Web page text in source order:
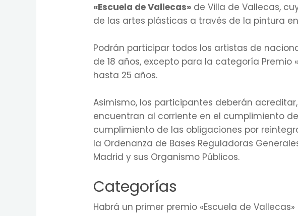
«Escuela de Vallecas» de Villa de Vallecas,
de las artes plásticas a través de la pintura
Podrán participar todos los artistas de
de 18 años, excepto para la categoría Premio
hasta 25 años.
Asimismo, los participantes deberán
encuentran al corriente en el cumplimiento
cumplimiento de las obligaciones por
la Ordenanza de Bases Reguladoras
Madrid y sus Organismo Públicos.
Categorías
Habrá un primer premio «Escuela de